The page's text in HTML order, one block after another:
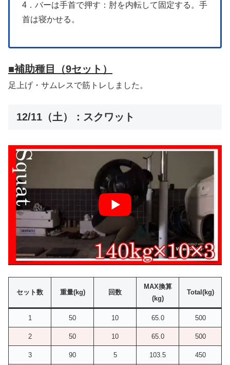
4．バーは手首で押す：肘を内転して固定する。手
首は寝かせる。
■補助種目 （9セット）
足上げ・サムレスで筋トレしました。
12/11（土）：スクワット
セット数 重量(kg) 回数
MAX換算
(kg)
Total(kg)
1 50 10 65.0 500
2 50 10 65.0 500
3 90 5 103.5 450